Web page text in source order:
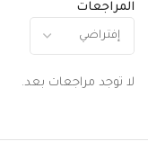
المراجعات
لا توجد مراجعات بعد.